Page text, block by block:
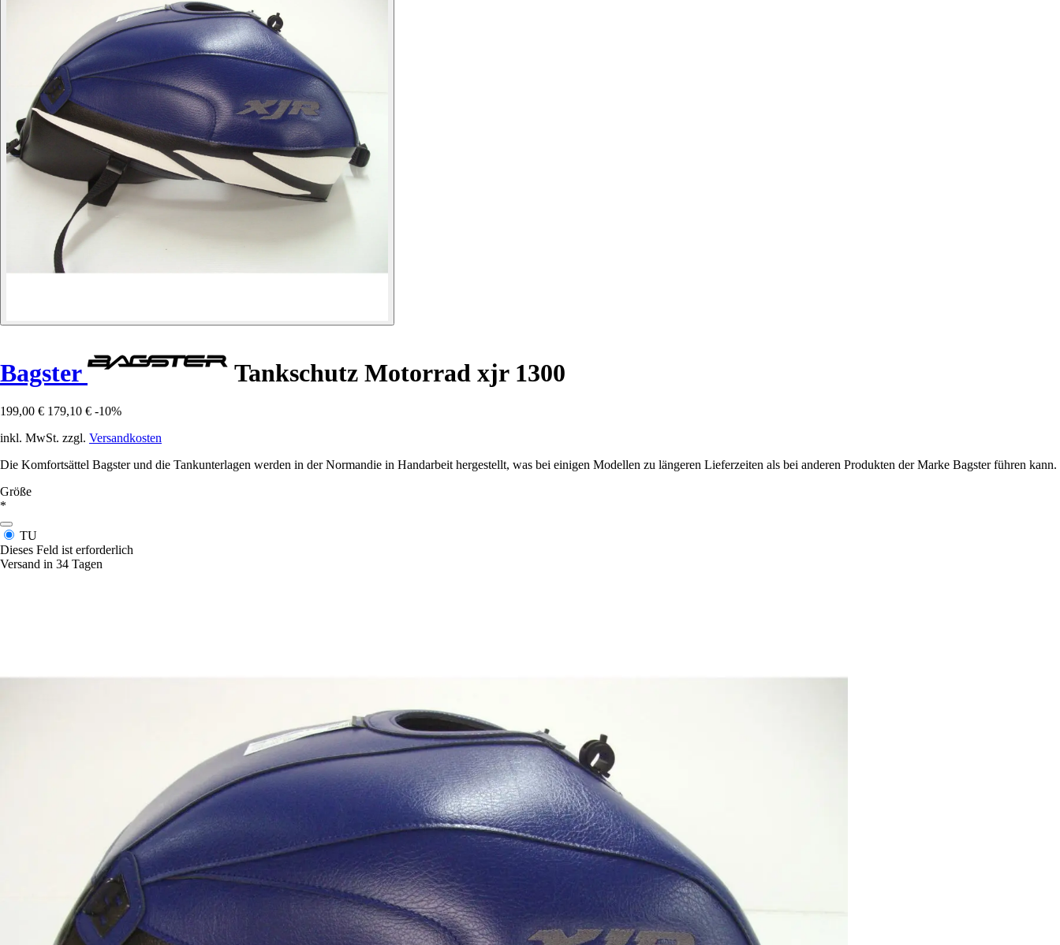
Bagster Tankschutz Motorrad xjr 1300
199,00 € 179,10 € -10%
inkl. MwSt. zzgl. Versandkosten
Die Komfortsättel Bagster und die Tankunterlagen werden in der Normandie in Handarbeit hergestellt, was bei einigen Modellen zu längeren Lieferzeiten als bei anderen Produkten der Marke Bagster führen kann.
Größe
*
TU
Dieses Feld ist erforderlich
Versand in 34 Tagen